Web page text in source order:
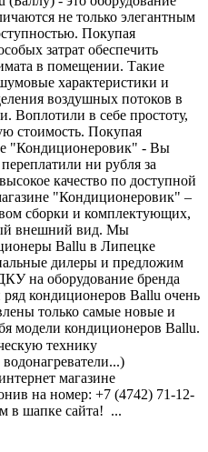
не только элегантным
Покупая
затрат обеспечить
в помещении. Такие
характеристики и
воздушных потоков в
Воплотили в себе простоту,
стоимость. Покупая
"Кондиционеровик" - Вы
ни рубля за
качество по доступной
"Кондиционеровик" –
сборки и комплектующих,
внешний вид. Мы
Ballu в Липецке
дилеры и предложим
на оборудование бренда
кондиционеров Ballu очень
только самые новые и
модели кондиционеров Ballu.
технику
магазине
на номер: +7 (4742) 71-12-
в шапке сайта! ...